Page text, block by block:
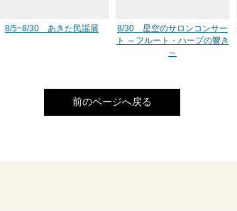
8/5~8/30 あきた民謡展
8/30 星空のサロンコンサー
ト ～フルート・ハープの響き
～
前のページへ戻る